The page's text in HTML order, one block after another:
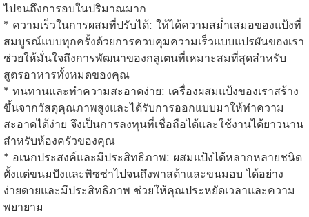
ไปจนถึงการอบในปริมาณมาก
* ความเร็วในการผสมที่ปรับได้: ให้ได้ความสม่ำเสมอของแป้งที่
สมบูรณ์แบบทุกครั้งด้วยการควบคุมความเร็วแบบแปรผันของเรา
ช่วยให้มั่นใจถึงการพัฒนาของกลูเตนที่เหมาะสมที่สุดสำหรับ
สูตรอาหารทั้งหมดของคุณ
* ทนทานและทำความสะอาดง่าย: เครื่องผสมแป้งของเราสร้าง
ขึ้นจากวัสดุคุณภาพสูงและได้รับการออกแบบมาให้ทำความ
สะอาดได้ง่าย จึงเป็นการลงทุนที่เชื่อถือได้และใช้งานได้ยาวนาน
สำหรับห้องครัวของคุณ
* อเนกประสงค์และมีประสิทธิภาพ: ผสมแป้งได้หลากหลายชนิด
ตั้งแต่ขนมปังและพิซซ่าไปจนถึงพาสต้าและขนมอบ ได้อย่าง
ง่ายดายและมีประสิทธิภาพ ช่วยให้คุณประหยัดเวลาและความ
พยายาม